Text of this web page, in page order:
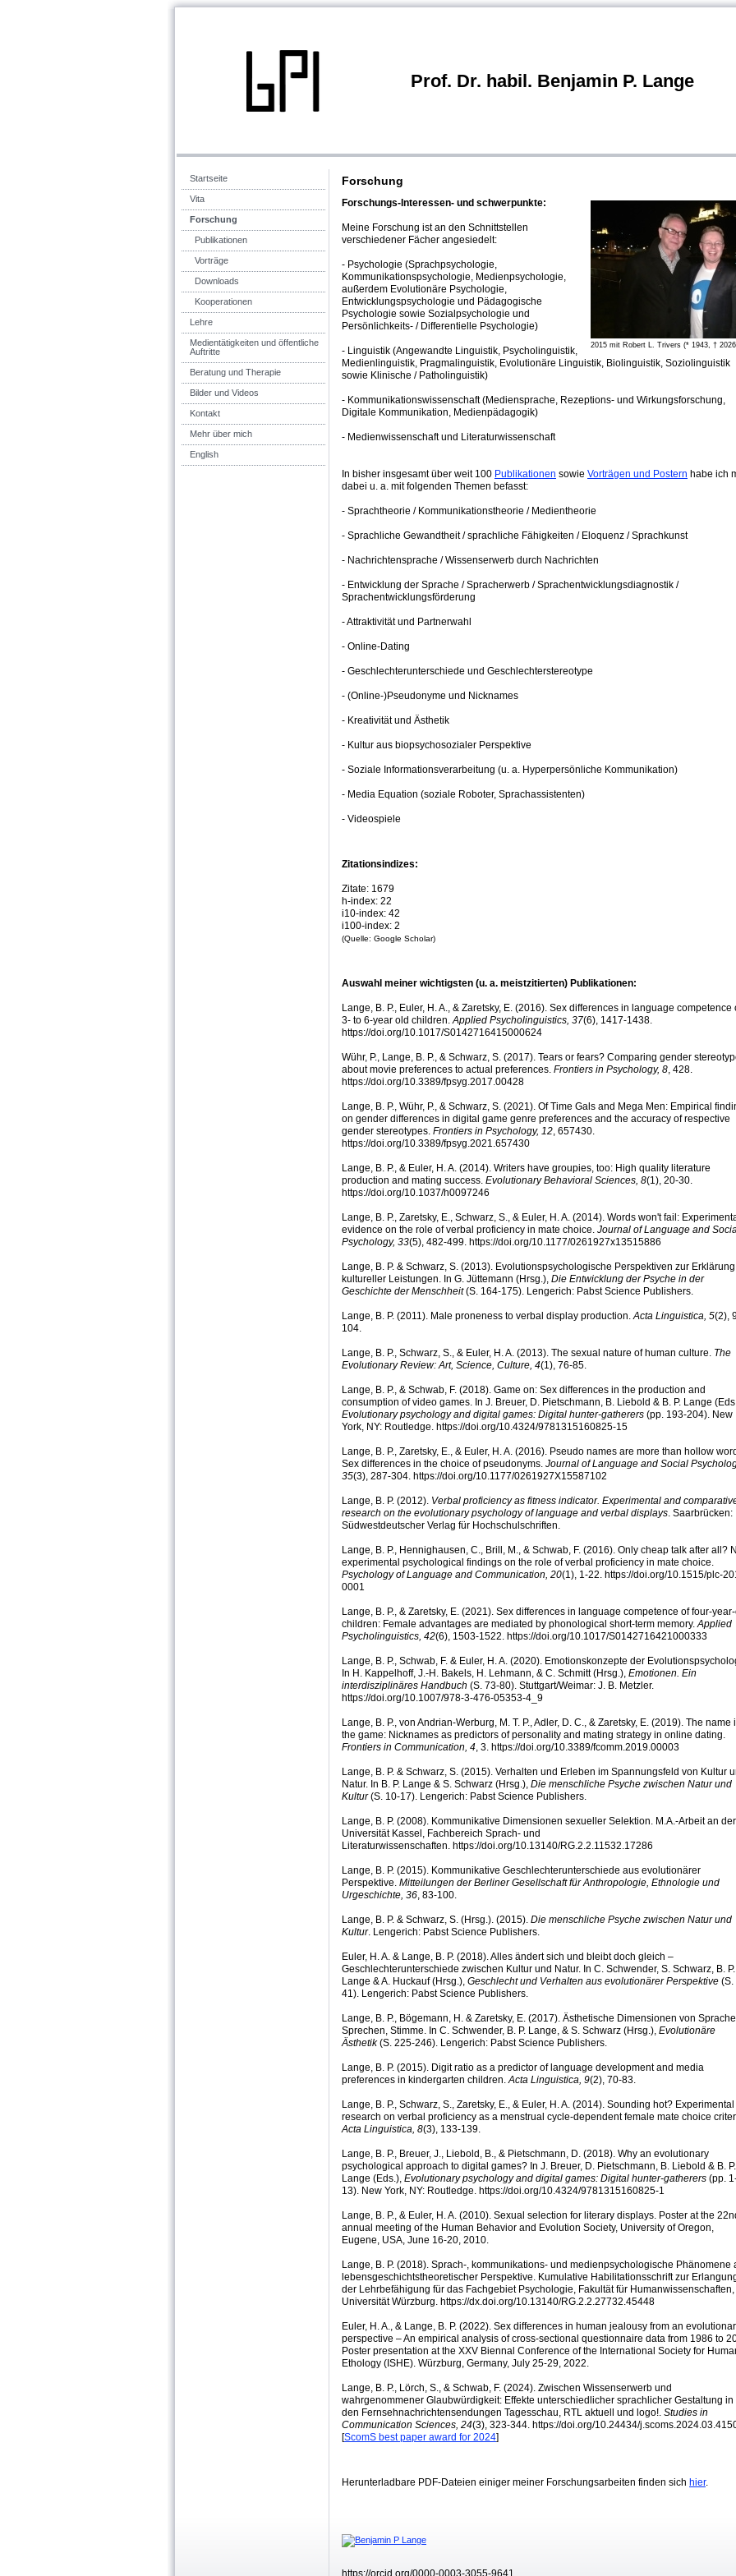
Prof. Dr. habil. Benjamin P. Lange
Startseite
Vita
Forschung
Publikationen
Vorträge
Downloads
Kooperationen
Lehre
Medientätigkeiten und öffentliche
Auftritte
Beratung und Therapie
Bilder und Videos
Kontakt
Mehr über mich
English
Forschung
2015 mit Robert L. Trivers (* 1943, †
Forschungs-Interessen- und schwerpunkte:
Meine Forschung ist an den Schnittstellen
verschiedener Fächer angesiedelt:
- Psychologie (Sprachpsychologie,
Kommunikationspsychologie, Medienpsychologie,
außerdem Evolutionäre Psychologie,
Entwicklungspsychologie und Pädagogische
Psychologie sowie Sozialpsychologie und
Persönlichkeits- / Differentielle Psychologie)
- Linguistik (Angewandte Linguistik, Psycholinguistik,
Medienlinguistik, Pragmalinguistik, Evolutionäre Linguistik, Biolinguistik, Soziolinguistik
sowie Klinische / Patholinguistik)
- Kommunikationswissenschaft (Mediensprache, Rezeptions- und Wirkungsforschung,
Digitale Kommunikation, Medienpädagogik)
- Medienwissenschaft und Literaturwissenschaft
In bisher insgesamt über weit 100 Publikationen sowie Vorträgen und Postern habe ich
dabei u. a. mit folgenden Themen befasst:
- Sprachtheorie / Kommunikationstheorie / Medientheorie
- Sprachliche Gewandtheit / sprachliche Fähigkeiten / Eloquenz / Sprachkunst
- Nachrichtensprache / Wissenserwerb durch Nachrichten
- Entwicklung der Sprache / Spracherwerb / Sprachentwicklungsdiagnostik /
Sprachentwicklungsförderung
- Attraktivität und Partnerwahl
- Online-Dating
- Geschlechterunterschiede und Geschlechterstereotype
- (Online-)Pseudonyme und Nicknames
- Kreativität und Ästhetik
- Kultur aus biopsychosozialer Perspektive
- Soziale Informationsverarbeitung (u. a. Hyperpersönliche Kommunikation)
- Media Equation (soziale Roboter, Sprachassistenten)
- Videospiele
Zitationsindizes:
Zitate: 1679
h-index: 22
i10-index: 42
i100-index: 2
(Quelle: Google Scholar)
Auswahl meiner wichtigsten (u. a. meistzitierten) Publikationen:
Lange, B. P., Euler, H. A., & Zaretsky, E. (2016). Sex differences in language competence
3- to 6-year old children.Applied Psycholinguistics, 37(6), 1417-1438.
https://doi.org/10.1017/S0142716415000624
Wühr, P., Lange, B. P., & Schwarz, S. (2017). Tears or fears? Comparing gender
about movie preferences to actual preferences. Frontiers in Psychology, 8, 428.
https://doi.org/10.3389/fpsyg.2017.00428
Lange, B. P., Wühr, P., & Schwarz, S. (2021). Of Time Gals and Mega Men: Empirical
on gender differences in digital game genre preferences and the accuracy of respective
gender stereotypes. Frontiers in Psychology, 12, 657430.
https://doi.org/10.3389/fpsyg.2021.657430
Lange, B. P., & Euler, H. A. (2014). Writers have groupies, too: High quality literature
production and mating success. Evolutionary Behavioral Sciences, 8(1), 20-30.
https://doi.org/10.1037/h0097246
Lange, B. P., Zaretsky, E., Schwarz, S., & Euler, H. A. (2014). Words won't fail:
evidence on the role of verbal proficiency in mate choice. Journal of Language and
Psychology, 33(5), 482-499. https://doi.org/10.1177/0261927x13515886
Lange, B. P. & Schwarz, S. (2013). Evolutionspsychologische Perspektiven zur Erklärung
kultureller Leistungen. In G. Jüttemann (Hrsg.), Die Entwicklung der Psyche in der
Geschichte der Menschheit(S. 164-175). Lengerich: Pabst Science Publishers.
Lange, B. P. (2011). Male proneness to verbal display production.Acta Linguistica, 5(2),
104.
Lange, B. P., Schwarz, S., & Euler, H. A. (2013). The sexual nature of human culture. The
Evolutionary Review: Art, Science, Culture, 4(1), 76-85.
Lange, B. P., & Schwab, F. (2018). Game on: Sex differences in the production and
consumption of video games. In J. Breuer, D. Pietschmann, B. Liebold & B. P. Lange
Evolutionary psychology and digital games: Digital hunter-gatherers (pp. 193-204). New
York, NY: Routledge. https://doi.org/10.4324/9781315160825-15
Lange, B. P., Zaretsky, E., & Euler, H. A. (2016). Pseudo names are more than hollow
Sex differences in the choice of pseudonyms. Journal of Language and Social
35(3), 287-304. https://doi.org/10.1177/0261927X15587102
Lange, B. P. (2012). Verbal proficiency as fitness indicator. Experimental and
research on the evolutionary psychology of language and verbal displays. Saarbrücken:
Südwestdeutscher Verlag für Hochschulschriften.
Lange, B. P., Hennighausen, C., Brill, M., & Schwab, F. (2016). Only cheap talk after all?
experimental psychological findings on the role of verbal proficiency in mate choice.
Psychology of Language and Communication, 20(1), 1-22. https://doi.org/10.1515/plc-
0001
Lange, B. P., & Zaretsky, E. (2021). Sex differences in language competence of four-
children: Female advantages are mediated by phonological short-term memory.Applied
Psycholinguistics, 42(6), 1503-1522. https://doi.org/10.1017/S0142716421000333
Lange, B. P., Schwab, F. & Euler, H. A. (2020). Emotionskonzepte der
In H. Kappelhoff, J.-H. Bakels, H. Lehmann, & C. Schmitt (Hrsg.), Emotionen. Ein
interdisziplinäres Handbuch (S. 73-80). Stuttgart/Weimar: J. B. Metzler.
https://doi.org/10.1007/978-3-476-05353-4_9
Lange, B. P., von Andrian-Werburg, M. T. P., Adler, D. C., & Zaretsky, E. (2019). The name
the game: Nicknames as predictors of personality and mating strategy in online dating.
Frontiers in Communication, 4, 3. https://doi.org/10.3389/fcomm.2019.00003
Lange, B. P. & Schwarz, S. (2015). Verhalten und Erleben im Spannungsfeld von Kultur
Natur. In B. P. Lange & S. Schwarz (Hrsg.), Die menschliche Psyche zwischen Natur und
Kultur(S. 10-17). Lengerich: Pabst Science Publishers.
Lange, B. P. (2008). Kommunikative Dimensionen sexueller Selektion. M.A.-Arbeit an der
Universität Kassel, Fachbereich Sprach- und
Literaturwissenschaften. https://doi.org/10.13140/RG.2.2.11532.17286
Lange, B. P. (2015). Kommunikative Geschlechterunterschiede aus evolutionärer
Perspektive. Mitteilungen der Berliner Gesellschaft für Anthropologie, Ethnologie und
Urgeschichte, 36, 83-100.
Lange, B. P. & Schwarz, S. (Hrsg.). (2015). Die menschliche Psyche zwischen Natur und
Kultur. Lengerich: Pabst Science Publishers.
Euler, H. A. & Lange, B. P. (2018). Alles ändert sich und bleibt doch gleich –
Geschlechterunterschiede zwischen Kultur und Natur. In C. Schwender, S. Schwarz, B. P.
Lange & A. Huckauf (Hrsg.), Geschlecht und Verhalten aus evolutionärer Perspektive (S.
41). Lengerich: Pabst Science Publishers.
Lange, B. P., Bögemann, H. & Zaretsky, E. (2017). Ästhetische Dimensionen von
Sprechen, Stimme. In C. Schwender, B. P. Lange, & S. Schwarz (Hrsg.), Evolutionäre
Ästhetik(S. 225-246). Lengerich: Pabst Science Publishers.
Lange, B. P. (2015). Digit ratio as a predictor of language development and media
preferences in kindergarten children.Acta Linguistica, 9(2), 70-83.
Lange, B. P., Schwarz, S., Zaretsky, E., & Euler, H. A. (2014). Sounding hot? Experimental
research on verbal proficiency as a menstrual cycle-dependent female mate choice
Acta Linguistica, 8(3), 133-139.
Lange, B. P., Breuer, J., Liebold, B., & Pietschmann, D. (2018). Why an evolutionary
psychological approach to digital games? In J. Breuer, D. Pietschmann, B. Liebold & B. P.
Lange (Eds.), Evolutionary psychology and digital games: Digital hunter-gatherers (pp.
13). New York, NY: Routledge. https://doi.org/10.4324/9781315160825-1
Lange, B. P., & Euler, H. A. (2010). Sexual selection for literary displays. Poster at the
annual meeting of the Human Behavior and Evolution Society, University of Oregon,
Eugene, USA, June 16-20, 2010.
Lange, B. P. (2018). Sprach-, kommunikations- und medienpsychologische Phänomene
lebensgeschichtstheoretischer Perspektive. Kumulative Habilitationsschrift zur
der Lehrbefähigung für das Fachgebiet Psychologie, Fakultät für Humanwissenschaften,
Universität Würzburg. https://dx.doi.org/10.13140/RG.2.2.27732.45448
Euler, H. A., & Lange, B. P. (2022). Sex differences in human jealousy from an
perspective – An empirical analysis of cross-sectional questionnaire data from 1986 to
Poster presentation at the XXV Biennal Conference of the International Society for
Ethology (ISHE). Würzburg, Germany, July 25-29, 2022.
Lange, B. P., Lörch, S., & Schwab, F. (2024). Zwischen Wissenserwerb und
wahrgenommener Glaubwürdigkeit: Effekte unterschiedlicher sprachlicher Gestaltung in
den Fernsehnachrichtensendungen Tagesschau, RTL aktuell und logo!. Studies in
Communication Sciences, 24(3), 323-344. https://doi.org/10.24434/
[ScomS best paper award for 2024]
Herunterladbare PDF-Dateien einiger meiner Forschungsarbeiten finden sich hier.
https://orcid.org/0000-0003-3055-9641